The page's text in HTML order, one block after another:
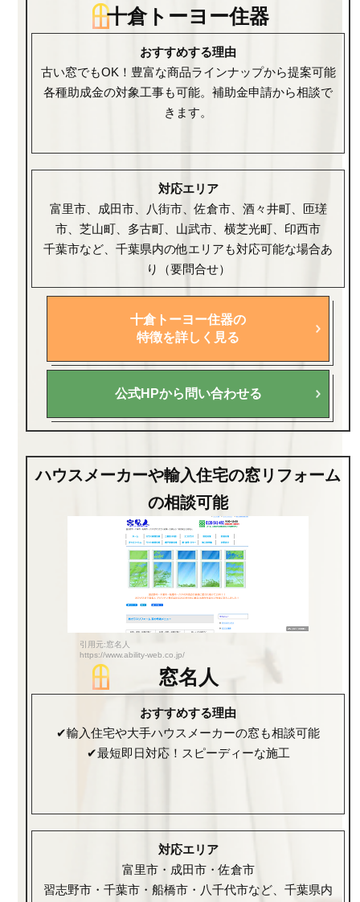
十倉トーヨー住器
おすすめする理由
古い窓でもOK！豊富な商品ラインナップから提案可能
各種助成金の対象工事も可能。補助金申請から相談で
きます。
対応エリア
富里市、成田市、八街市、佐倉市、酒々井町、匝瑳
市、芝山町、多古町、山武市、横芝光町、印西市
千葉市など、千葉県内の他エリアも対応可能な場合あ
り（要問合せ）
十倉トーヨー住器の
特徴を詳しく見る
公式HPから問い合わせる
ハウスメーカーや輸入住宅の窓リフォーム
の相談可能
引用元:窓名人
https://www.ability-web.co.jp/
窓名人
おすすめする理由
✔輸入住宅や大手ハウスメーカーの窓も相談可能
✔最短即日対応！スピーディーな施工
対応エリア
富里市・成田市・佐倉市
習志野市・千葉市・船橋市・八千代市など、千葉県内